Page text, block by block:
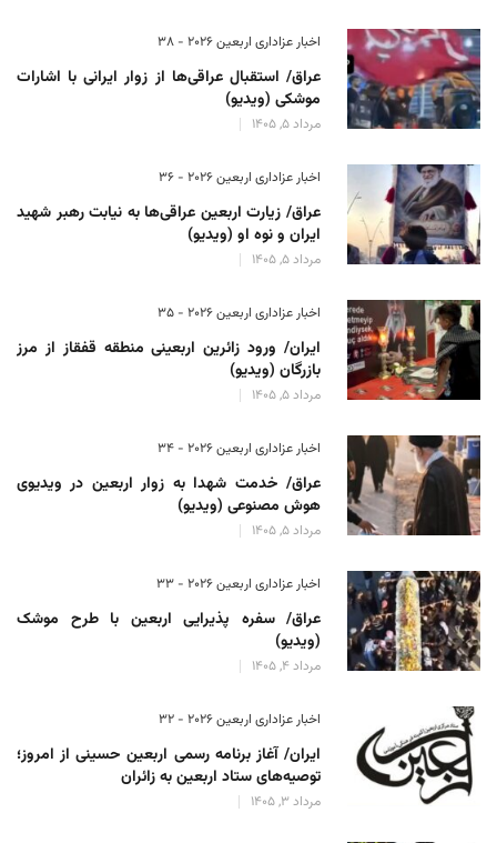
اخبار عزاداری اربعین ۲۰۲۶ - 38
عراق/ استقبال عراقی‌ها از زوار ایرانی با اشارات
موشکی (ویدیو)
مرداد 5, 1405
اخبار عزاداری اربعین ۲۰۲۶ - 36
عراق/ زیارت اربعین عراقی‌ها به نیابت رهبر شهید
ایران و نوه او (ویدیو)
مرداد 5, 1405
اخبار عزاداری اربعین ۲۰۲۶ - 35
ایران/ ورود زائرین اربعینی منطقه قفقاز از مرز
بازرگان (ویدیو)
مرداد 5, 1405
اخبار عزاداری اربعین ۲۰۲۶ - 34
عراق/ خدمت شهدا به زوار اربعین در ویدیوی
هوش مصنوعی (ویدیو)
مرداد 5, 1405
اخبار عزاداری اربعین ۲۰۲۶ - 33
عراق/ سفره پذیرایی اربعین با طرح موشک
(ویدیو)
مرداد 4, 1405
اخبار عزاداری اربعین ۲۰۲۶ - 32
ایران/ آغاز برنامه رسمی اربعین حسینی از امروز؛
توصیه‌های ستاد اربعین به زائران
مرداد 3, 1405